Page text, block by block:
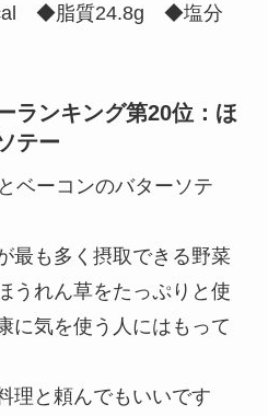
◆脂質24.8g ◆塩分
ランキング第20位：ほ
テー
ベーコンのバターソテ
最も多く摂取できる野菜
うれん草をたっぷりと使
に気を使う人にはもって
理と頼んでもいいです